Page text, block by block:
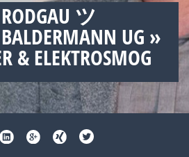
ツ
UG »
& ELEKTROSMOG